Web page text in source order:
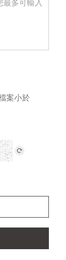
案小於